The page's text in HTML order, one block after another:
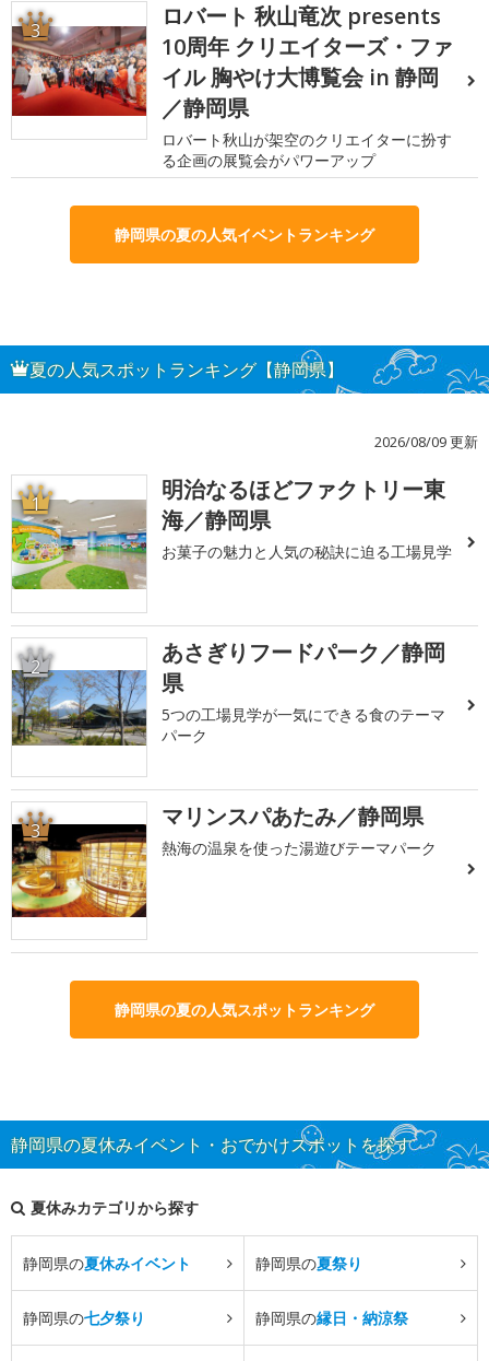
3
ロバート 秋山竜次 presents
10周年 クリエイターズ・ファ
イル 胸やけ大博覧会 in 静岡
／静岡県
ロバート秋山が架空のクリエイターに扮す
る企画の展覧会がパワーアップ
静岡県の夏の人気イベントランキング
夏の人気スポットランキング【静岡県】
2026/08/09 更新
1
明治なるほどファクトリー東
海／静岡県
お菓子の魅力と人気の秘訣に迫る工場見学
2
あさぎりフードパーク／静岡
県
5つの工場見学が一気にできる食のテーマ
パーク
3 マリンスパあたみ／静岡県
熱海の温泉を使った湯遊びテーマパーク
静岡県の夏の人気スポットランキング
静岡県の夏休みイベント・おでかけスポットを探す
夏休みカテゴリから探す
静岡県の夏休みイベント 静岡県の夏祭り
静岡県の七夕祭り 静岡県の縁日・納涼祭